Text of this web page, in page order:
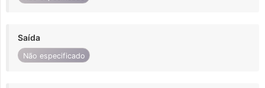
Saída
Não especificado